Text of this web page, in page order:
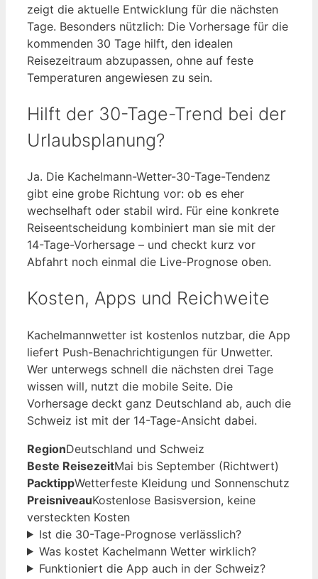
zeigt die aktuelle Entwicklung für die nächsten
Tage. Besonders nützlich: Die Vorhersage für die
kommenden 30 Tage hilft, den idealen
Reisezeitraum abzupassen, ohne auf feste
Temperaturen angewiesen zu sein.
Hilft der 30-Tage-Trend bei der
Urlaubsplanung?
Ja. Die Kachelmann-Wetter-30-Tage-Tendenz
gibt eine grobe Richtung vor: ob es eher
wechselhaft oder stabil wird. Für eine konkrete
Reiseentscheidung kombiniert man sie mit der
14-Tage-Vorhersage – und checkt kurz vor
Abfahrt noch einmal die Live-Prognose oben.
Kosten, Apps und Reichweite
Kachelmannwetter ist kostenlos nutzbar, die App
liefert Push-Benachrichtigungen für Unwetter.
Wer unterwegs schnell die nächsten drei Tage
wissen will, nutzt die mobile Seite. Die
Vorhersage deckt ganz Deutschland ab, auch die
Schweiz ist mit der 14-Tage-Ansicht dabei.
RegionDeutschland und Schweiz
Beste ReisezeitMai bis September (Richtwert)
PacktippWetterfeste Kleidung und Sonnenschutz
PreisniveauKostenlose Basisversion, keine
versteckten Kosten
Ist die 30-Tage-Prognose verlässlich?
Was kostet Kachelmann Wetter wirklich?
Funktioniert die App auch in der Schweiz?